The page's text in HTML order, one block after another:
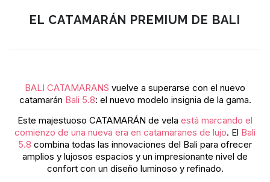
EL CATAMARÁN PREMIUM DE BALI
BALI CATAMARANS vuelve a superarse con el nuevo
catamarán Bali 5.8: el nuevo modelo insignia de la gama.
Este majestuoso CATAMARÁN de vela está marcando el
comienzo de una nueva era en catamaranes de lujo. El Bali
5.8 combina todas las innovaciones del Bali para ofrecer
amplios y lujosos espacios y un impresionante nivel de
confort con un diseño luminoso y refinado.